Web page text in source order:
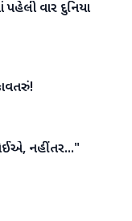
વાર દુનિયા
નહીંતર..."